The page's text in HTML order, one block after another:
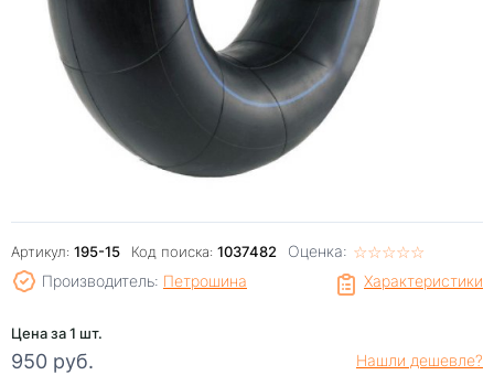
Артикул: 195-15 Код поиска: 1037482 Оценка: ☆☆☆☆☆
★★★★★
Характеристики
Производитель: Петрошина
Цена за 1 шт.
950 руб. Нашли дешевле?